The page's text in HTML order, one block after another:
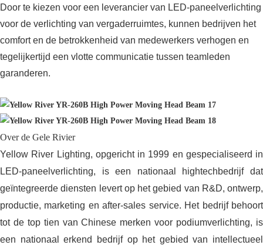
Door te kiezen voor een leverancier van LED-paneelverlichting
voor de verlichting van vergaderruimtes, kunnen bedrijven het
comfort en de betrokkenheid van medewerkers verhogen en
tegelijkertijd een vlotte communicatie tussen teamleden
garanderen.
Over de Gele Rivier
Yellow River Lighting, opgericht in 1999 en gespecialiseerd in
LED-paneelverlichting, is een nationaal hightechbedrijf dat
geïntegreerde diensten levert op het gebied van R&D, ontwerp,
productie, marketing en after-sales service. Het bedrijf behoort
tot de top tien van Chinese merken voor podiumverlichting, is
een nationaal erkend bedrijf op het gebied van intellectueel